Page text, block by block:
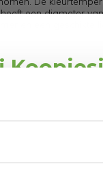
een diameter
en een geschikte
2dekansje.com